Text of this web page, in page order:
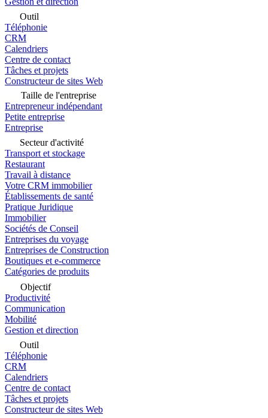
Outil
Téléphonie
CRM
Calendriers
Centre de contact
Tâches et projets
Constructeur de sites Web
Taille de l'entreprise
Entrepreneur indépendant
Petite entreprise
Entreprise
Secteur d'activité
Transport et stockage
Restaurant
Travail à distance
Votre CRM immobilier
Établissements de santé
Pratique Juridique
Immobilier
Sociétés de Conseil
Entreprises du voyage
Entreprises de Construction
Boutiques et e-commerce
Catégories de produits
Objectif
Productivité
Communication
Mobilité
Gestion et direction
Outil
Téléphonie
CRM
Calendriers
Centre de contact
Tâches et projets
Constructeur de sites Web